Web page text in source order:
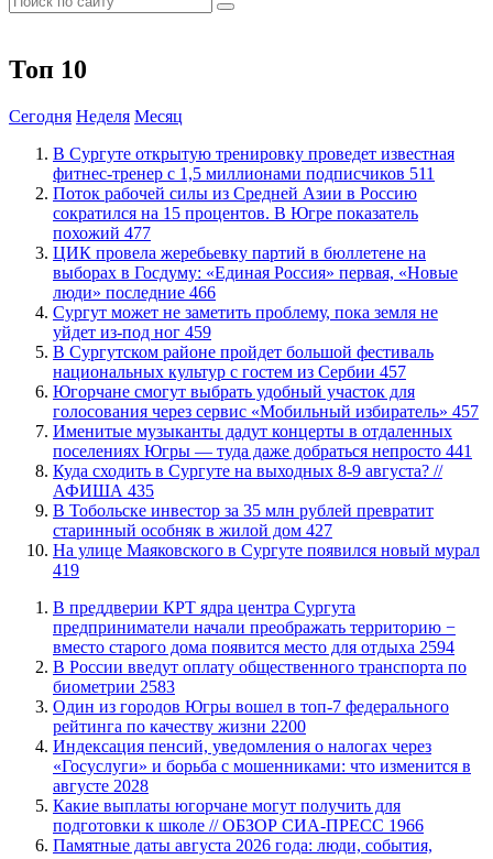
Топ 10
Сегодня Неделя Месяц
В Сургуте открытую тренировку проведет известная
фитнес-тренер с 1,5 миллионами подписчиков 511
Поток рабочей силы из Средней Азии в Россию
сократился на 15 процентов. В Югре показатель
похожий 477
ЦИК провела жеребьевку партий в бюллетене на
выборах в Госдуму: «Единая Россия» первая, «Новые
люди» последние 466
Сургут может не заметить проблему, пока земля не
уйдет из-под ног 459
В Сургутском районе пройдет большой фестиваль
национальных культур с гостем из Сербии 457
Югорчане смогут выбрать удобный участок для
голосования через сервис «Мобильный избиратель» 457
Именитые музыканты дадут концерты в отдаленных
поселениях Югры — туда даже добраться непросто 441
​Куда сходить в Сургуте на выходных 8-9 августа? //
АФИША 435
В Тобольске инвестор за 35 млн рублей превратит
старинный особняк в жилой дом 427
​На улице Маяковского в Сургуте появился новый мурал
419
​В преддверии КРТ ядра центра Сургута
предприниматели начали преображать территорию −
вместо старого дома появится место для отдыха 2594
В России введут оплату общественного транспорта по
биометрии 2583
Один из городов Югры вошел в топ-7 федерального
рейтинга по качеству жизни 2200
​Индексация пенсий, уведомления о налогах через
«Госуслуги» и борьба с мошенниками: что изменится в
августе 2028
Какие выплаты югорчане могут получить для
подготовки к школе // ОБЗОР СИА-ПРЕСС 1966
​Памятные даты августа 2026 года: люди, события,